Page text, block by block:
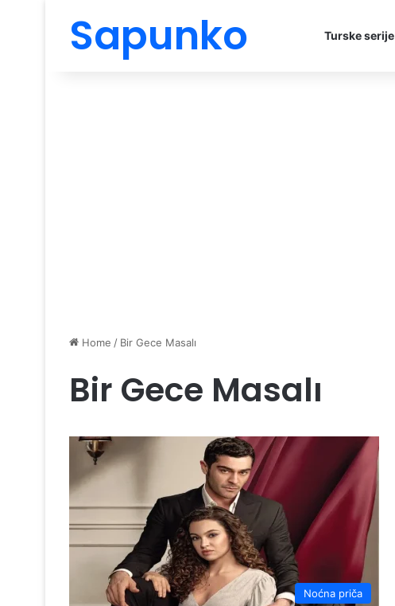
Sapunko Turske serije
Home / Bir Gece Masalı
Bir Gece Masalı
Noćna priča